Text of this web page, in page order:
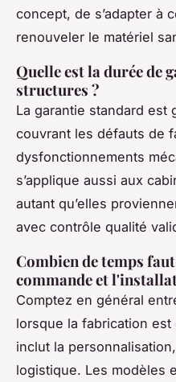
concept, de s’adapter à
renouveler le matériel
Quelle est la durée de
structures ?
La garantie standard est
couvrant les défauts de
dysfonctionnements
s’applique aussi aux
autant qu’elles
avec contrôle qualité
Combien de temps
commande et
Comptez en général
lorsque la fabrication
inclut la
logistique. Les modèles